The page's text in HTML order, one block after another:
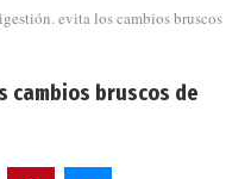
evita los cambios bruscos
cambios bruscos de